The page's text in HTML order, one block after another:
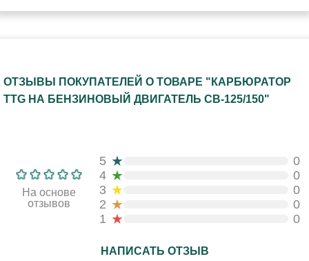
ОТЗЫВЫ ПОКУПАТЕЛЕЙ О ТОВАРЕ "КАРБЮРАТОР
TTG НА БЕНЗИНОВЫЙ ДВИГАТЕЛЬ СВ-125/150"
На основе
отзывов
5 ★
0
4 ★
0
3 ★
0
2 ★
0
1 ★ 0
НАПИСАТЬ ОТЗЫВ